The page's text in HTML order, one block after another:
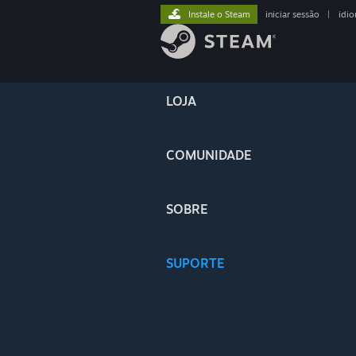
LOJA
COMUNIDADE
SOBRE
SUPORTE
Instale o Steam iniciar sessão